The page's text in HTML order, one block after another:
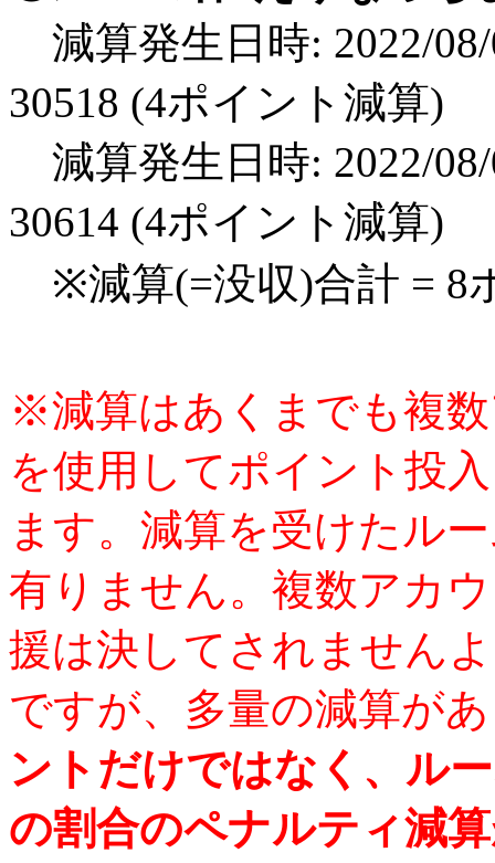
減算発生日時: 2022/
30518 (4ポイント減算)
減算発生日時: 2022/
30614 (4ポイント減算)
※減算(=没収)合計 = 8
※減算はあくまでも複
を使用してポイント投
ます。減算を受けたル
有りません。複数アカ
援は決してされません
ですが、多量の減算が
ントだけではなく、ル
の割合のペナルティ減